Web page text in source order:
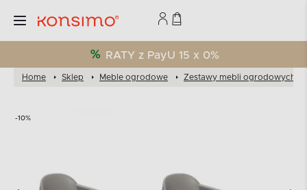
RATY z PayU 15 x 0%
Home Sklep Meble ogrodowe Zestawy mebli ogrodowych
-10%